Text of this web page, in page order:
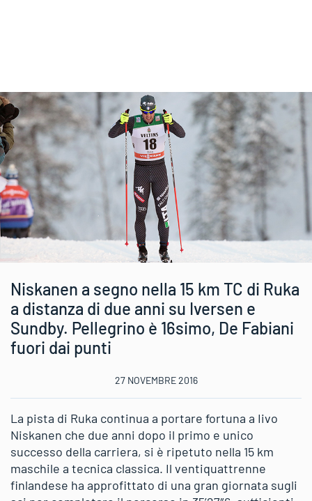
Niskanen a segno nella 15 km TC di Ruka
a distanza di due anni su Iversen e
Sundby. Pellegrino è 16simo, De Fabiani
fuori dai punti
27 NOVEMBRE 2016
La pista di Ruka continua a portare fortuna a Iivo
Niskanen che due anni dopo il primo e unico
successo della carriera, si è ripetuto nella 15 km
maschile a tecnica classica. Il ventiquattrenne
finlandese ha approfittato di una gran giornata sugli